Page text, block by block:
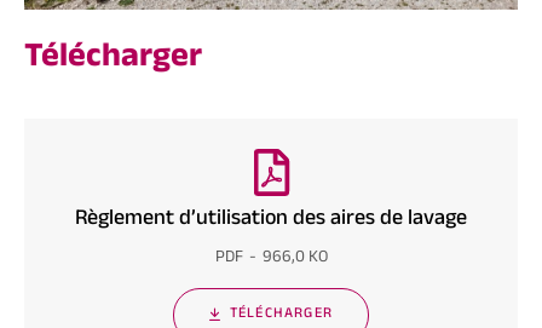
Télécharger
Règlement d’utilisation des aires de lavage
PDF 966,0 KO
TÉLÉCHARGER